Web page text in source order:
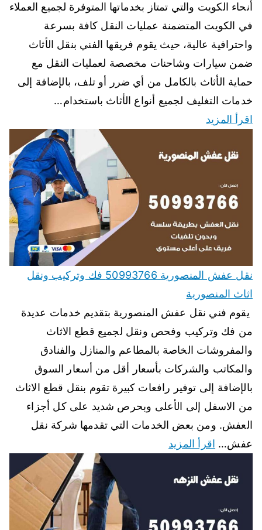
أنحاء الكويت والتي تمتاز بخدماتها المتوفرة لجميع العملاء
في الكويت المتضمنة عمليات النقل كافة بسرعة
واحترافية عالية، حيث يقوم فريقها الفني بنقل الأثاث
ضمن سيارات وشاحنات مخصصة لعمليات النقل مع
حماية الأثاث بالكامل من أي ضرر أو تلف، بالإضافة إلى
خدمات التغليف لجميع أنواع الأثاث باستخدام…
اقرأ المزيد
نقل عفش المنصورية 50993766 فك وتركيب ونقل
اثاث المنصورية
يقوم فني نقل عفش المنصورية بتقديم خدمات عديدة
من فك وتركيب وفحص ونقل لجميع قطع الاثاث
والمفروشات الخاصة بالمطاعم والمنازل والفنادق
والمكاتب والشركات بأسعار أقل من أسعار السوق
بالإضافة إلى توفير رافعات كبيرة تقوم بنقل قطع الاثاث
من الاسفل إلى الأعلى وبحرص شديد على كل أجزاء
العفش. ومن بعض الخدمات التي تقدمها شركة نقل
عفش… اقرأ المزيد